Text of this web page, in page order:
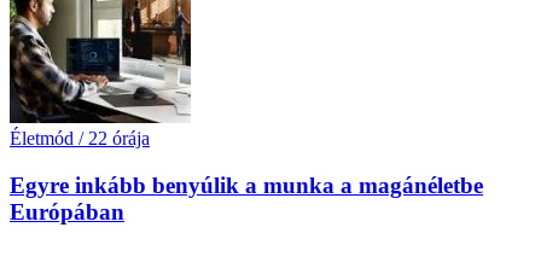
Életmód / 22 órája
Egyre inkább benyúlik a munka a magánéletbe
Európában